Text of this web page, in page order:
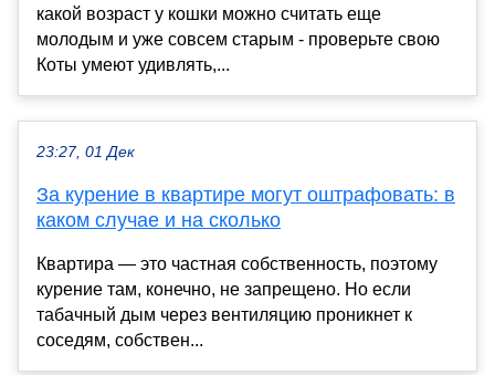
какой возраст у кошки можно считать еще
молодым и уже совсем старым - проверьте свою
Коты умеют удивлять,...
23:27, 01 Дек
За курение в квартире могут оштрафовать: в
каком случае и на сколько
Квартира — это частная собственность, поэтому
курение там, конечно, не запрещено. Но если
табачный дым через вентиляцию проникнет к
соседям, собствен...